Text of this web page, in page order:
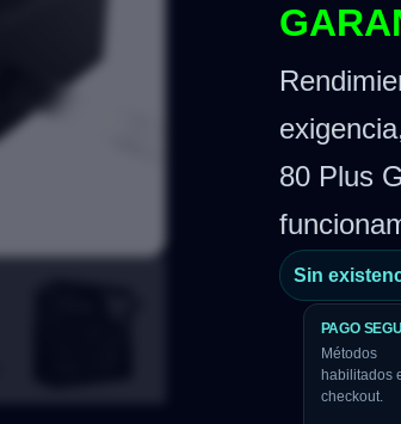
80 Plus
Sin
PAGO
Métodos
habilitados
checkout.